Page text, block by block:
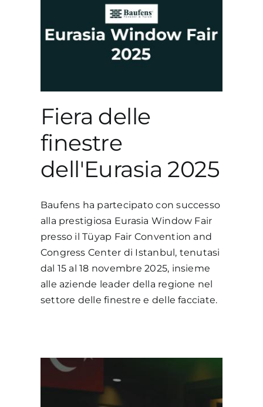
Fiera delle
finestre
dell'Eurasia 2025
Baufens ha partecipato con successo
alla prestigiosa Eurasia Window Fair
presso il Tüyap Fair Convention and
Congress Center di Istanbul, tenutasi
dal 15 al 18 novembre 2025, insieme
alle aziende leader della regione nel
settore delle finestre e delle facciate.